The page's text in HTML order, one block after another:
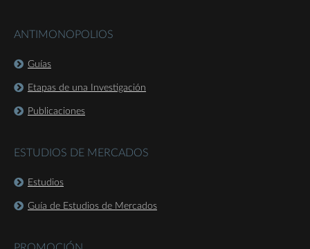
ANTIMONOPOLIOS
Guías
Etapas de una Investigación
Publicaciones
ESTUDIOS DE MERCADOS
Estudios
Guía de Estudios de Mercados